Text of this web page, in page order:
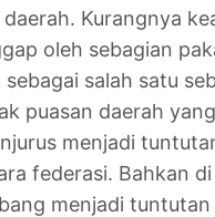
Kurangnya
oleh sebagian
salah satu
puasan daerah
menjadi
federasi. Bahkan
menjadi tuntutan